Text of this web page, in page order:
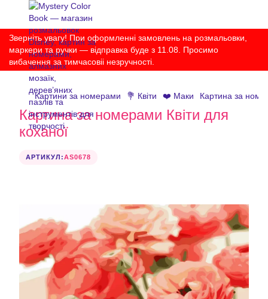
Зверніть увагу! При оформленні замовлень на розмальовки,
маркери та ручки — відправка буде з 11.08. Просимо
вибачення за тимчасовіі незручності.
Картини за номерами 💐 Квіти ❤️ Маки Картина за
Картина за номерами Квіти для
коханої
АРТИКУЛ:AS0678